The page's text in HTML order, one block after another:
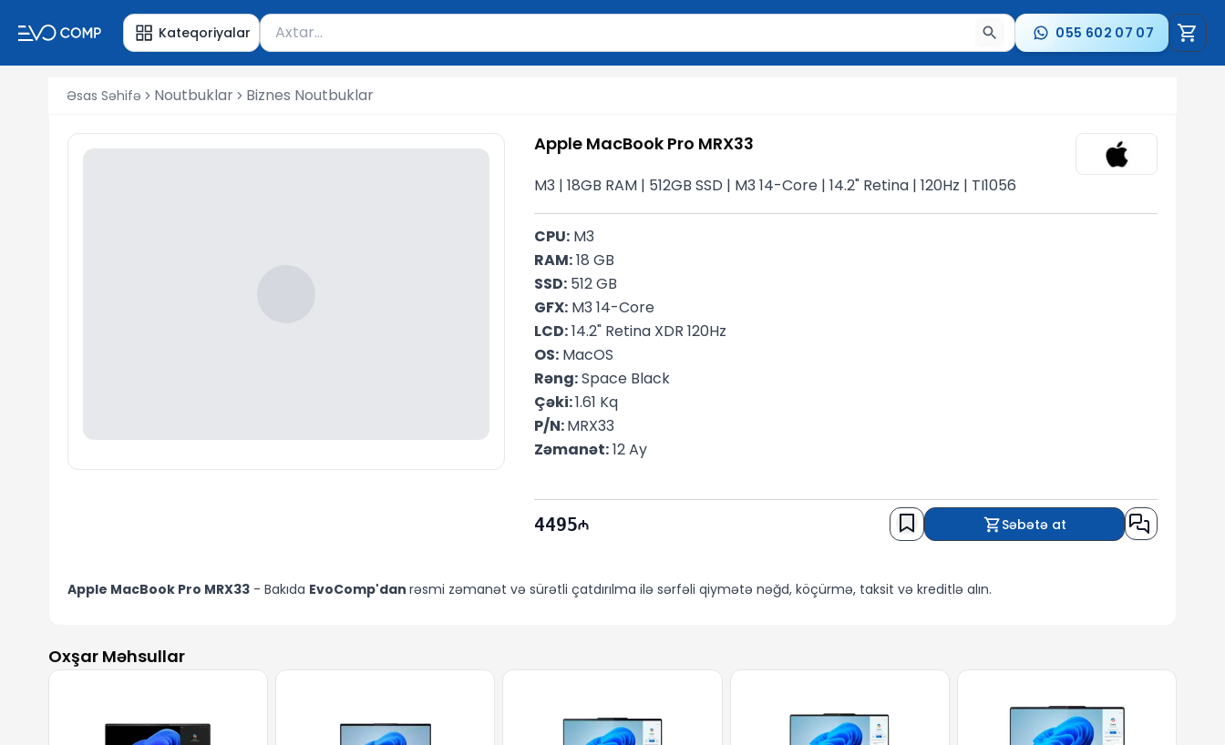
Kateqoriyalar Məhsul axtar
Axtarış üçün ən azı 2 simvol yazın. Göndərmək üçün Enter düyməsini basın və ya nəticələr arasında keçid etmək üçün ox
055 602 07 07
Əsas Səhifə Noutbuklar Biznes Noutbuklar
Apple MacBook Pro MRX33
M3 | 18GB RAM | 512GB SSD | M3 14-Core | 14.2" Retina | 120Hz | TI1056
CPU: M3
RAM: 18 GB
SSD: 512 GB
GFX: M3 14-Core
LCD: 14.2" Retina XDR 120Hz
OS: MacOS
Rəng: Space Black
Çəki: 1.61 Kq
P/N: MRX33
Zəmanət: 12 Ay
4495 Səbətə at
Apple MacBook Pro MRX33- Bakıda EvoComp'dan rəsmi zəmanət və sürətli çatdırılma ilə sərfəli qiymətə nəğd, köçürmə, taksit və kreditlə alın.
Oxşar Məhsullar